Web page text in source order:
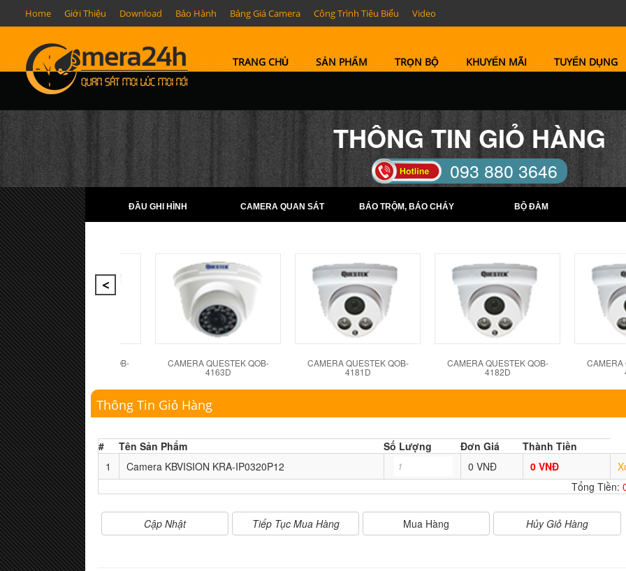
Home Giới Thiệu Download Bảo Hành Bảng Giá Camera Công Trình Tiêu Biểu Video
TRANG CHỦ SẢN PHẨM TRỌN BỘ KHUYẾN MÃI TUYỂN DỤNG
THÔNG TIN GIỎ HÀNG
093 880 3646
TELL: (0274) 6569422 -
(0274) 6569423
ĐẦU GHI HÌNH CAMERA QUAN SÁT BÁO TRỘM, BÁO CHÁY BỘ ĐÀM
CAMERA QUESTEK QOB-
4162D
CAMERA QUESTEK QOB-
4163D
CAMERA QUESTEK QOB-
4181D
CAMERA QUESTEK QOB-
4182D
CAMERA
Thông Tin Giỏ Hàng
# Tên Sản Phẩm Số Lượng Đơn Giá
Thành Tiền
1
Camera KBVISION KRA-IP0320P12 0 VNĐ 0 VNĐ
Tổng Tiền:
Mua Hàng